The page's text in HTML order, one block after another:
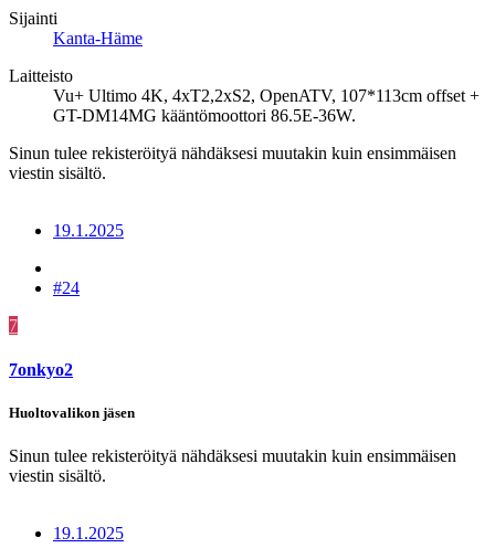
Sijainti
Kanta-Häme
Laitteisto
Vu+ Ultimo 4K, 4xT2,2xS2, OpenATV, 107*113cm offset +
GT-DM14MG kääntömoottori 86.5E-36W.
Sinun tulee rekisteröityä nähdäksesi muutakin kuin ensimmäisen
viestin sisältö.
19.1.2025
#24
7
7onkyo2
Huoltovalikon jäsen
Sinun tulee rekisteröityä nähdäksesi muutakin kuin ensimmäisen
viestin sisältö.
19.1.2025